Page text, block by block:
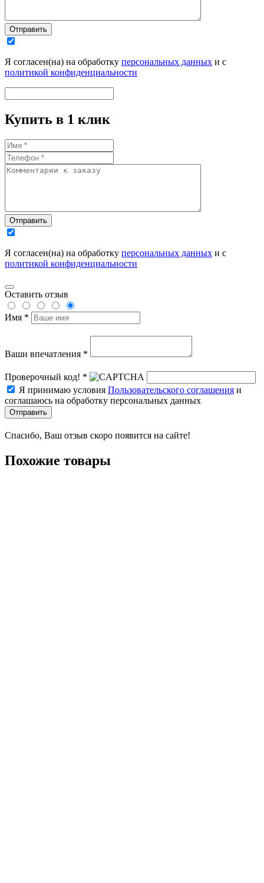
Отправить
Я согласен(на) на обработку персональных данных и с
политикой конфиденциальности
Купить в 1 клик
Отправить
Я согласен(на) на обработку персональных данных и с
политикой конфиденциальности
Оставить отзыв
Имя *
Ваши впечатления *
Проверочный код! *
Я принимаю условия Пользовательского соглашения и
соглашаюсь на обработку персональных данных
Отправить
Спасибо, Ваш отзыв скоро появится на сайте!
Похожие товары